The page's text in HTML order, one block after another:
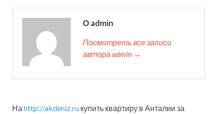
О admin
Посмотреть все записи
автора admin →
На http://akdeniz.ru купить квартиру в Анталии за